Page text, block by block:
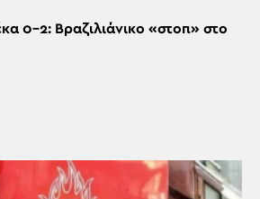
0-2: Βραζιλιάνικο «στοπ» στο